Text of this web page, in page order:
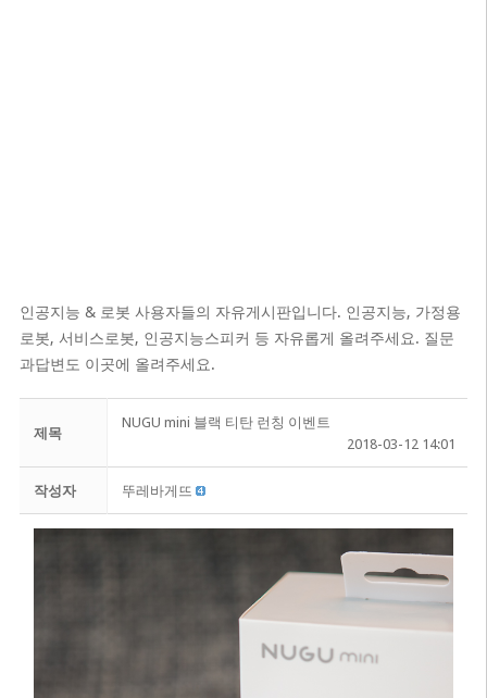
인공지능 & 로봇 사용자들의 자유게시판입니다. 인공지능, 가정용
로봇, 서비스로봇, 인공지능스피커 등 자유롭게 올려주세요. 질문
과답변도 이곳에 올려주세요.
제목
NUGU mini 블랙 티탄 런칭 이벤트
2018-03-12 14:01
작성자 뚜레바게뜨